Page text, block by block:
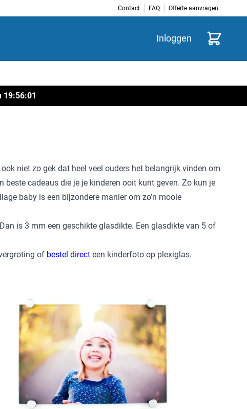
Contact FAQ Offerte aanvragen
Inloggen
19:56:01
niet zo gek dat heel veel ouders het belangrijk vinden om
cadeaus die je je kinderen ooit kunt geven. Zo kun je
baby is een bijzondere manier om zo’n mooie
is 3 mm een geschikte glasdikte. Een glasdikte van 5 of
of bestel direct een kinderfoto op plexiglas.